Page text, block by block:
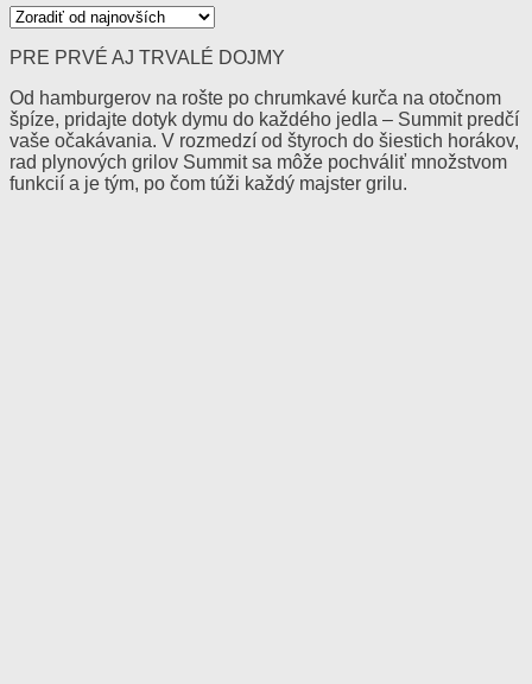
PRE PRVÉ AJ TRVALÉ DOJMY
Od hamburgerov na rošte po chrumkavé kurča na otočnom
špíze, pridajte dotyk dymu do každého jedla – Summit predčí
vaše očakávania. V rozmedzí od štyroch do šiestich horákov,
rad plynových grilov Summit sa môže pochváliť množstvom
funkcií a je tým, po čom túži každý majster grilu.